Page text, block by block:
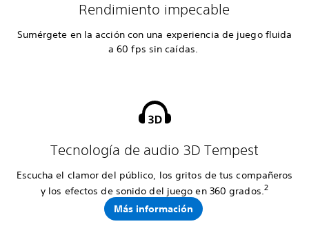
Rendimiento impecable
Sumérgete en la acción con una experiencia de juego fluida
a 60 fps sin caídas.
Tecnología de audio 3D Tempest
Escucha el clamor del público, los gritos de tus compañeros
y los efectos de sonido del juego en 360 grados. 2
Más información